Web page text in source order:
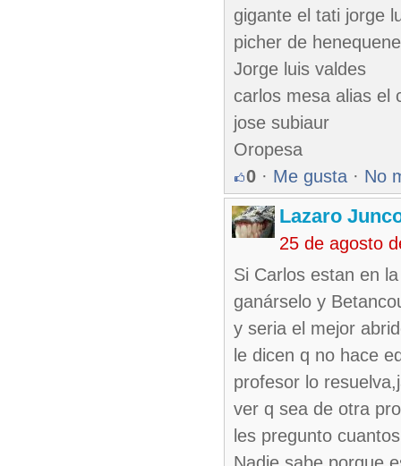
gigante el tati jorge
picher de
Jorge luis valdes
carlos mesa alias el
jose subiaur
Oropesa
0 · Me gusta · No
Lazaro
25 de agosto
Si Carlos estan en
ganárselo y
y seria el mejor
le dicen q no hace
profesor lo
ver q sea de otra
les pregunto